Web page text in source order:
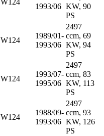
W124
1993/06 KW, 90
PS
W124
1989/01-
1993/06
2497
ccm, 69
KW, 94
PS
W124
1993/07-
1995/06
2497
ccm, 83
KW, 113
PS
W124
1988/09-
1993/06
2497
ccm, 93
KW, 126
PS